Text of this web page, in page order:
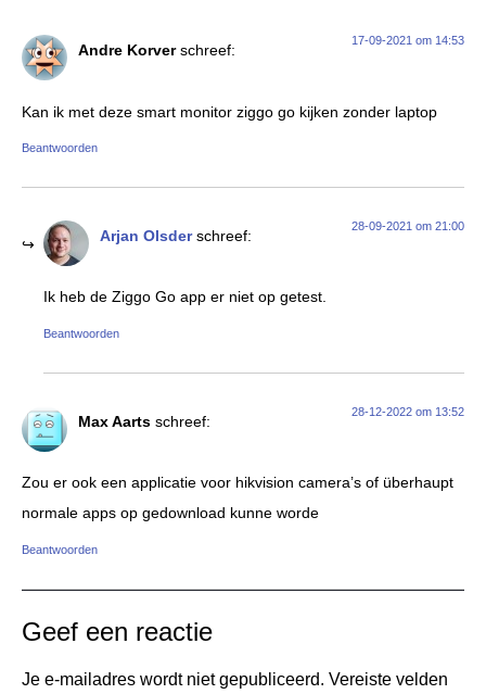
Andre Korver schreef:
17-09-2021 om 14:53
Kan ik met deze smart monitor ziggo go kijken zonder laptop
Beantwoorden
Arjan Olsder schreef:
28-09-2021 om 21:00
Ik heb de Ziggo Go app er niet op getest.
Beantwoorden
Max Aarts schreef:
28-12-2022 om 13:52
Zou er ook een applicatie voor hikvision camera’s of überhaupt
normale apps op gedownload kunne worde
Beantwoorden
Geef een reactie
Je e-mailadres wordt niet gepubliceerd. Vereiste velden